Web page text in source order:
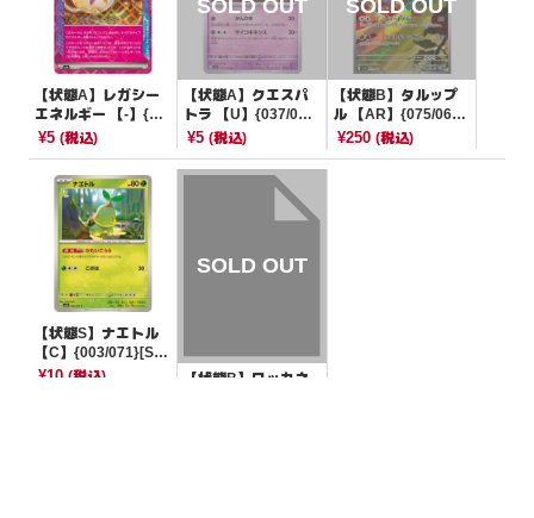
【状態A】レガシー
エネルギー 【-】{18
7/187}[SV8a]
¥5 (税込)
【状態A】クエスパ
トラ 【U】{037/07
8}[SV1S]
¥5(税込)
【状態B】タルップ
ル 【AR】{075/064}
[SV7a]
¥250 (税込)
【状態S】ナエトル
【C】{003/071}[SV
5K]
¥10 (税込)
【状態B】ワッカネ